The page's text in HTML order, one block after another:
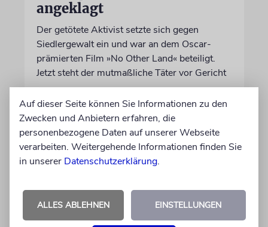
angeklagt
Der getötete Aktivist setzte sich gegen
Siedlergewalt ein und war an dem Oscar-
prämierten Film »No Other Land« beteiligt.
Jetzt steht der mutmaßliche Täter vor Gericht
07.08.2026
Auf dieser Seite können Sie Informationen zu den
Zwecken und Anbietern erfahren, die
personenbezogene Daten auf unserer Webseite
verarbeiten. Weitergehende Informationen finden Sie
in unserer Datenschutzerklärung.
ALLES ABLEHNEN EINSTELLUNGEN